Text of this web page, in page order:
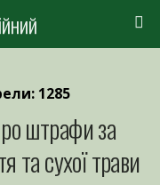
1285
штрафи за
та сухої трави